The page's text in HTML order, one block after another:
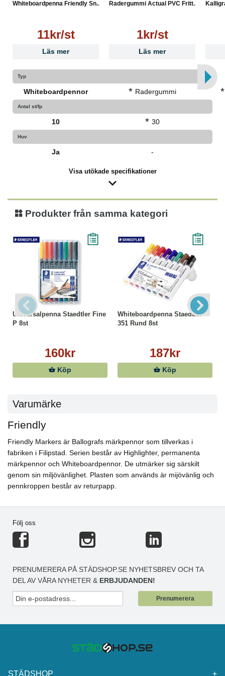
Whiteboardpenna Friendly Sn...
11kr/st
Läs mer
Radergummi Actual PVC Fritt...
1kr/st
Läs mer
Typ
Whiteboardpennor * Radergummi *
Antal st/fp
10 * 30
Huv
Ja -
Visa utökade specifikationer
Produkter från samma kategori
Universalpenna Staedtler Fine
P 8st
160kr
Köp
Whiteboardpenna Staedtler
351 Rund 8st
187kr
Köp
Varumärke
Friendly
Friendly Markers är Ballografs märkpennor som tillverkas i
fabriken i Filipstad. Serien består av Highlighter, permanenta
märkpennor och Whiteboardpennor. De utmärker sig särskilt
genom sin miljövänlighet. Plasten som används är mijövänlig och
pennkroppen består av returpapp.
Följ oss
PRENUMERERA PÅ STÄDSHOP.SE NYHETSBREV OCH TA
DEL AV VÅRA NYHETER & ERBJUDANDEN!
Prenumerera
STÄDSHOP +